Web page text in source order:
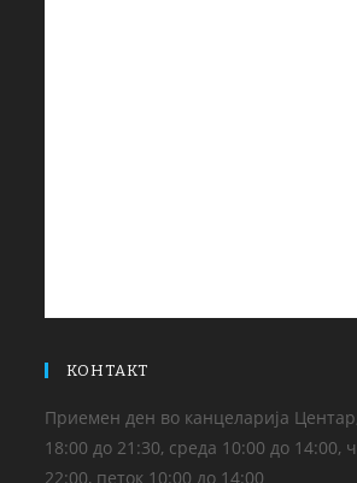
КОНТАКТ
Приемен ден во канцеларија
18:00 до 21:30, среда 10:00 до 14:00,
22:00, петок 10:00 до 14:00